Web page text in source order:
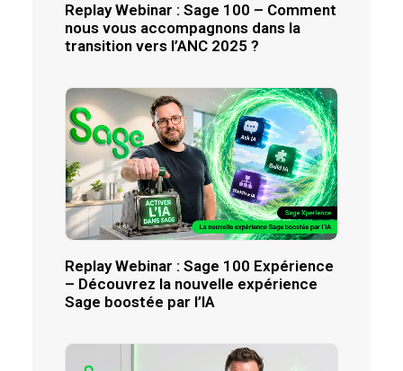
Replay Webinar : Sage 100 – Comment
nous vous accompagnons dans la
transition vers l’ANC 2025 ?
Replay Webinar : Sage 100 Expérience
– Découvrez la nouvelle expérience
Sage boostée par l’IA